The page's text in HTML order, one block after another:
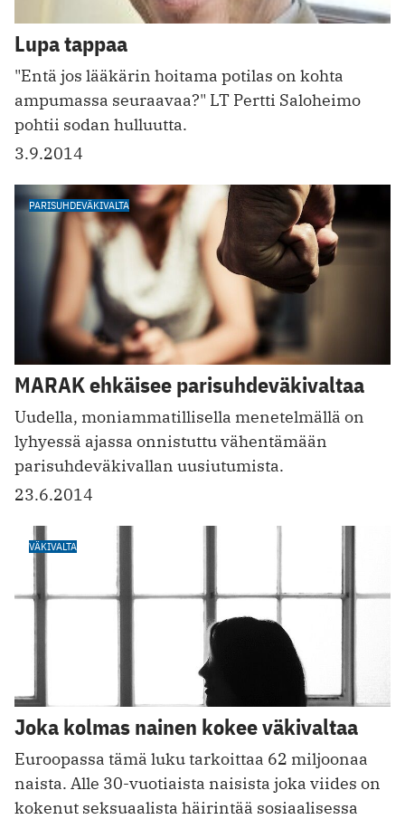
Lupa tappaa
"Entä jos lääkärin hoitama potilas on kohta
ampumassa seuraavaa?" LT Pertti Saloheimo
pohtii sodan hulluutta.
3.9.2014
PARISUHDEVÄKIVALTA
MARAK ehkäisee parisuhdeväkivaltaa
Uudella, moniammatillisella menetelmällä on
lyhyessä ajassa onnistuttu vähentämään
parisuhdeväkivallan uusiutumista.
23.6.2014
VÄKIVALTA
Joka kolmas nainen kokee väkivaltaa
Euroopassa tämä luku tarkoittaa 62 miljoonaa
naista. Alle 30-vuotiaista naisista joka viides on
kokenut seksuaalista häirintää sosiaalisessa